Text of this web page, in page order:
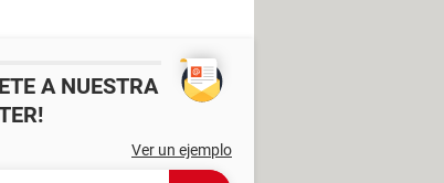
A NUESTRA
Ver un ejemplo